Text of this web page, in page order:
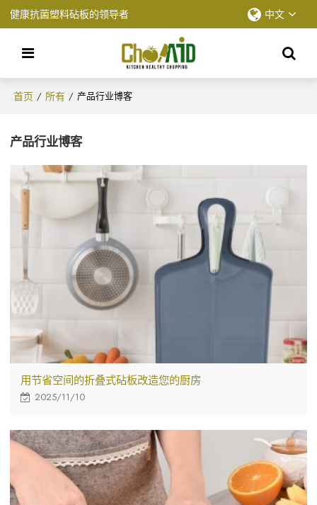
健康抗菌塑料砧板的领导者 中文
首页 / 所有 / 产品行业博客
产品行业博客
用节省空间的折叠式砧板改造您的厨房
2025/11/10